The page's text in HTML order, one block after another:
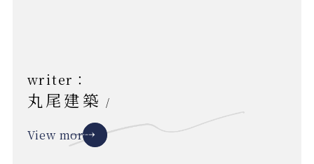
writer：
丸尾建築 /
View more